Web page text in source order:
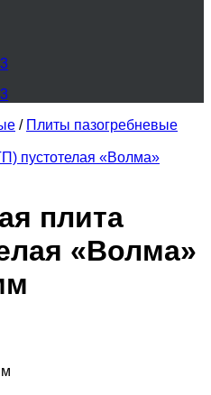
/ Плиты пазогребневые
плита
«Волма»